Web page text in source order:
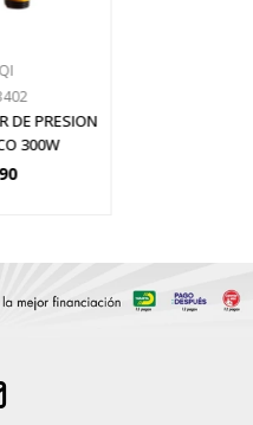
DE PRESION
300W